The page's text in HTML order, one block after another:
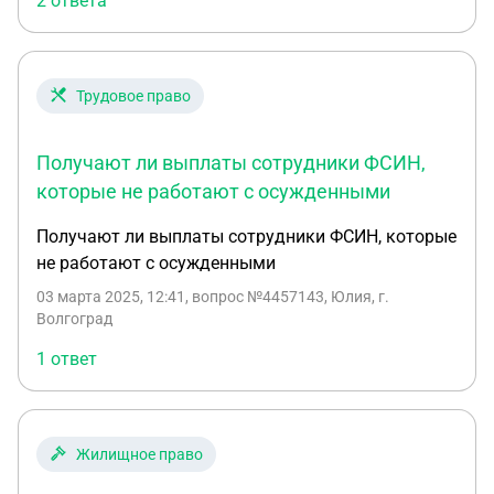
кому то что то известно по этому поводу.Как
относятся сотрудники ФСИН к бывшим
контракты в колониях?Оказывают давление
Трудовое право
Получают ли выплаты сотрудники ФСИН,
которые не работают с осужденными
Получают ли выплаты сотрудники ФСИН, которые
не работают с осужденными
03 марта 2025, 12:41 , вопрос №4457143, Юлия, г.
Волгоград
1 ответ
Жилищное право